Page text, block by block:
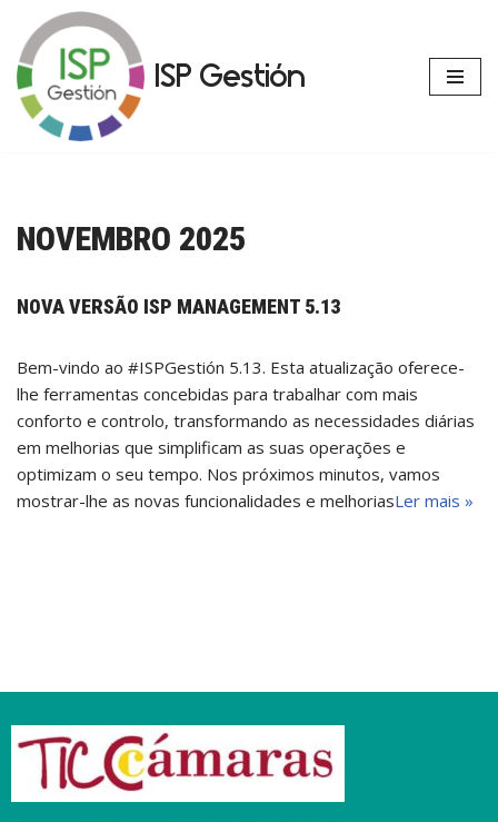
Avançar
para
o
conteúdo
ISP Gestión
NOVEMBRO 2025
NOVA VERSÃO ISP MANAGEMENT 5.13
Bem-vindo ao #ISPGestión 5.13. Esta atualização oferece-
lhe ferramentas concebidas para trabalhar com mais
conforto e controlo, transformando as necessidades diárias
em melhorias que simplificam as suas operações e
optimizam o seu tempo. Nos próximos minutos, vamos
mostrar-lhe as novas funcionalidades e melhoriasLer mais »